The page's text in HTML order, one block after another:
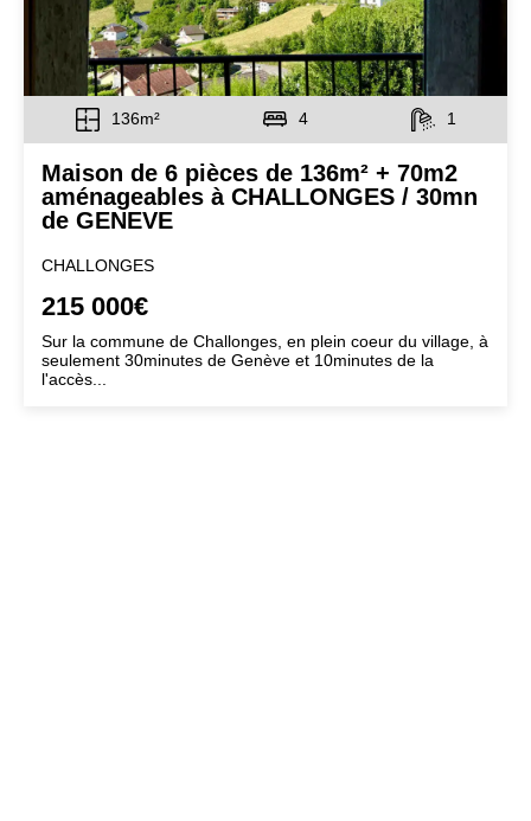
136m² 4 1
Maison de 6 pièces de 136m² + 70m2
aménageables à CHALLONGES / 30mn
de GENEVE
CHALLONGES
215 000€
Sur la commune de Challonges, en plein coeur du village, à
seulement 30minutes de Genève et 10minutes de la
l'accès...